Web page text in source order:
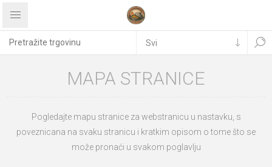
MAPA STRANICE
Pogledajte mapu stranice za webstranicu u nastavku, s
poveznicana na svaku stranicu i kratkim opisom o tome što se
može pronaći u svakom poglavlju